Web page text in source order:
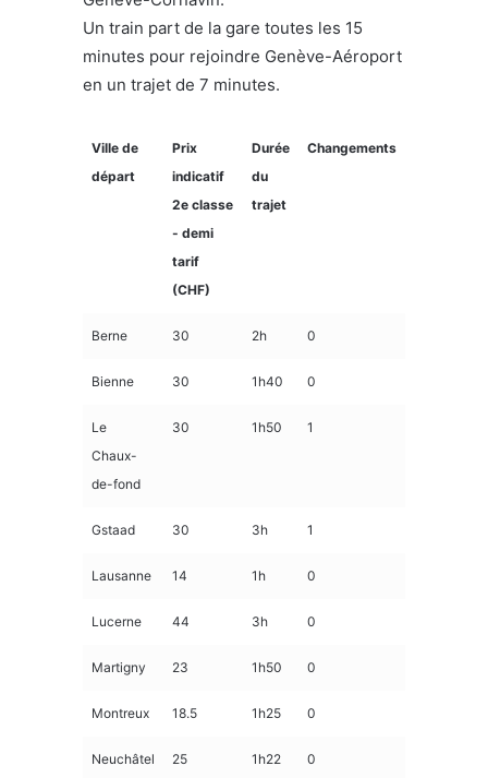
Un train part de la gare toutes les 15
minutes pour rejoindre Genève-Aéroport
en un trajet de 7 minutes.
Ville de
départ
Prix
indicatif
2e classe
- demi
tarif
(CHF)
Durée
du
trajet
Changements
Berne 30 2h 0
Bienne 30 1h40 0
Le
Chaux-
de-fond
30 1h50 1
Gstaad 30 3h 1
Lausanne 14 1h 0
Lucerne 44 3h 0
Martigny 23 1h50 0
Montreux 18.5 1h25 0
Neuchâtel 25 1h22 0